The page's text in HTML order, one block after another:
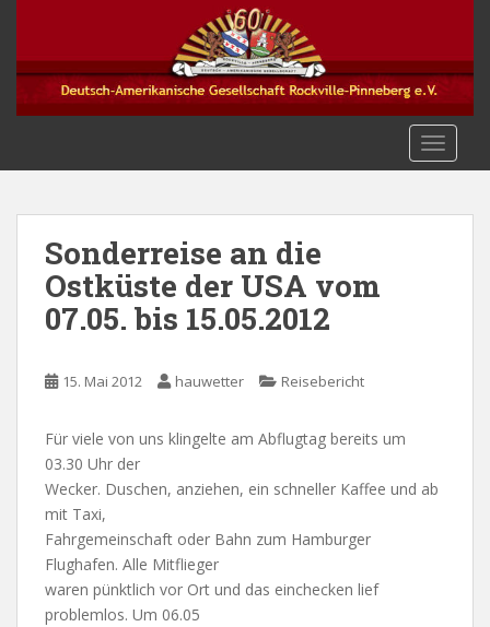
Sonderreise an die
Ostküste der USA vom
07.05. bis 15.05.2012
15. Mai 2012 hauwetter Reisebericht
Für viele von uns klingelte am Abflugtag bereits um
03.30 Uhr der
Wecker. Duschen, anziehen, ein schneller Kaffee und ab
mit Taxi,
Fahrgemeinschaft oder Bahn zum Hamburger
Flughafen. Alle Mitflieger
waren pünktlich vor Ort und das einchecken lief
problemlos. Um 06.05